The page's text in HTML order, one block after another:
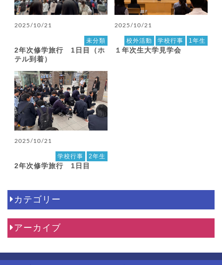
2025/10/21
未分類
2年次修学旅行 1日目（ホ
テル到着）
2025/10/21
1年生
学校行事
校外活動
１年次生大学見学会
2025/10/21
2年生
学校行事
2年次修学旅行 1日目
カテゴリー
アーカイブ